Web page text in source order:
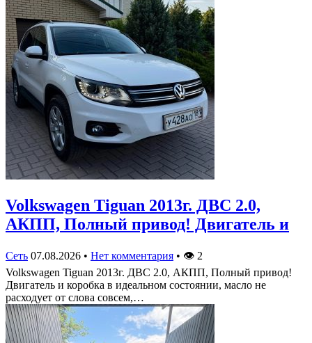
Volkswagen Tiguan 2013г. ДВС 2.0,
АКПП, Полный привод! Двигатель и
Сеть 07.08.2026 • Нет комментария • 👁 2
Volkswagen Tiguan 2013г. ДВС 2.0, АКПП, Полный привод!
Двигатель и коробка в идеальном состоянии, масло не
расходует от слова совсем,…